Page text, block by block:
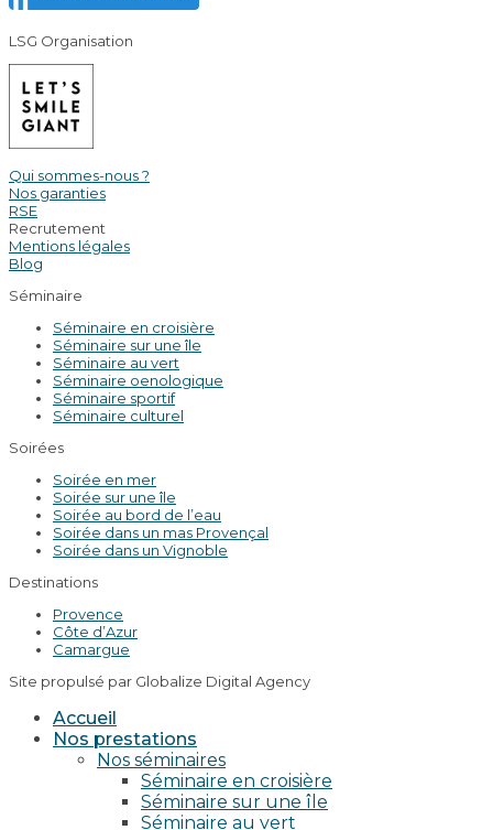
LSG Organisation
Qui sommes-nous ?
Nos garanties
RSE
Recrutement
Mentions légales
Blog
Séminaire
Séminaire en croisière
Séminaire sur une île
Séminaire au vert
Séminaire oenologique
Séminaire sportif
Séminaire culturel
Soirées
Soirée en mer
Soirée sur une île
Soirée au bord de l’eau
Soirée dans un mas Provençal
Soirée dans un Vignoble
Destinations
Provence
Côte d’Azur
Camargue
Site propulsé par Globalize Digital Agency
Accueil
Nos prestations
Nos séminaires
Séminaire en croisière
Séminaire sur une île
Séminaire au vert